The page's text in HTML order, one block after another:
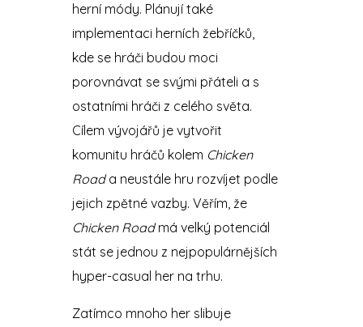
herní módy. Plánují také
implementaci herních žebříčků,
kde se hráči budou moci
porovnávat se svými přáteli a s
ostatními hráči z celého světa.
Cílem vývojářů je vytvořit
komunitu hráčů kolem Chicken
Roada neustále hru rozvíjet podle
jejich zpětné vazby. Věřím, že
Chicken Roadmá velký potenciál
stát se jednou z nejpopulárnějších
hyper-casual her na trhu.
Zatímco mnoho her slibuje